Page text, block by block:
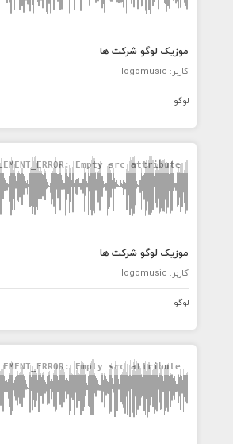
موزیک لوگو شرکت ها
کاربر: logomusic
لوگو
Empty src attribute
موزیک لوگو شرکت ها
کاربر: logomusic
لوگو
Empty src attribute